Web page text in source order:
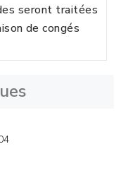
seront traitées
de congés